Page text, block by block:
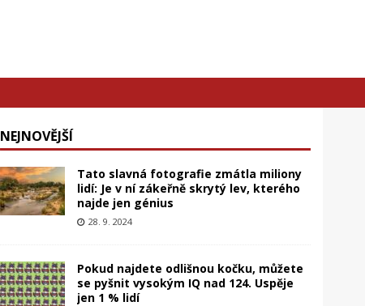
NEJNOVĚJŠÍ
Tato slavná fotografie zmátla miliony
lidí: Je v ní zákeřně skrytý lev, kterého
najde jen génius
28. 9. 2024
Pokud najdete odlišnou kočku, můžete
se pyšnit vysokým IQ nad 124. Uspěje
jen 1 % lidí